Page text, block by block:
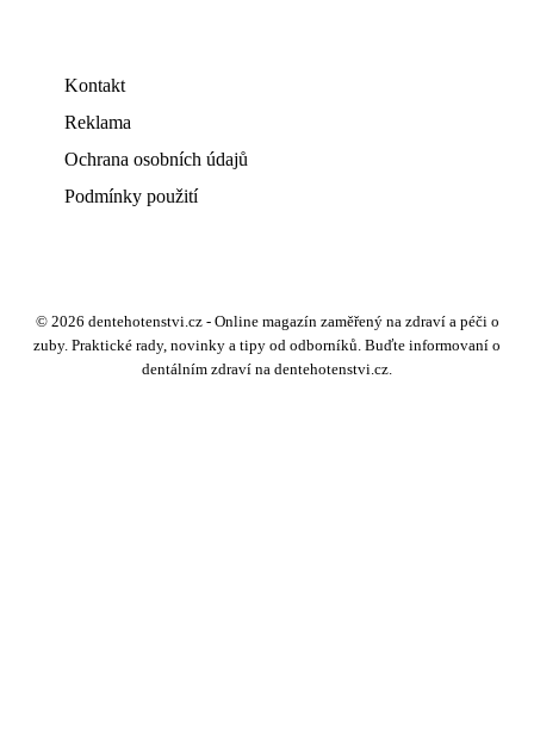
Kontakt
Reklama
Ochrana osobních údajů
Podmínky použití
© 2026 dentehotenstvi.cz - Online magazín zaměřený na zdraví a péči o
zuby. Praktické rady, novinky a tipy od odborníků. Buďte informovaní o
dentálním zdraví na dentehotenstvi.cz.